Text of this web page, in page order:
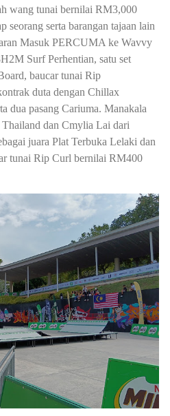
wang tunai bernilai RM3,000
seorang serta barangan tajaan lain
Masuk PERCUMA ke Wavvy
Surf Perhentian, satu set
baucar tunai Rip
duta dengan Chillax
dua pasang Cariuma. Manakala
dan Cmylia Lai dari
juara Plat Terbuka Lelaki dan
tunai Rip Curl bernilai RM400